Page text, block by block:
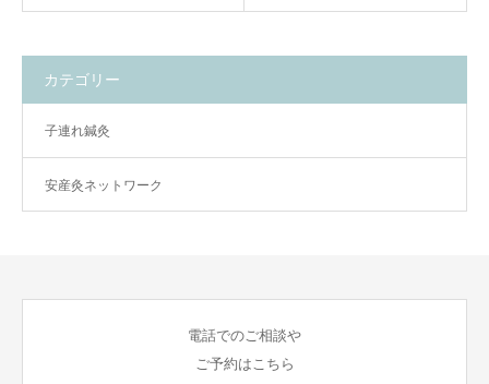
カテゴリー
子連れ鍼灸
安産灸ネットワーク
電話でのご相談や
ご予約はこちら